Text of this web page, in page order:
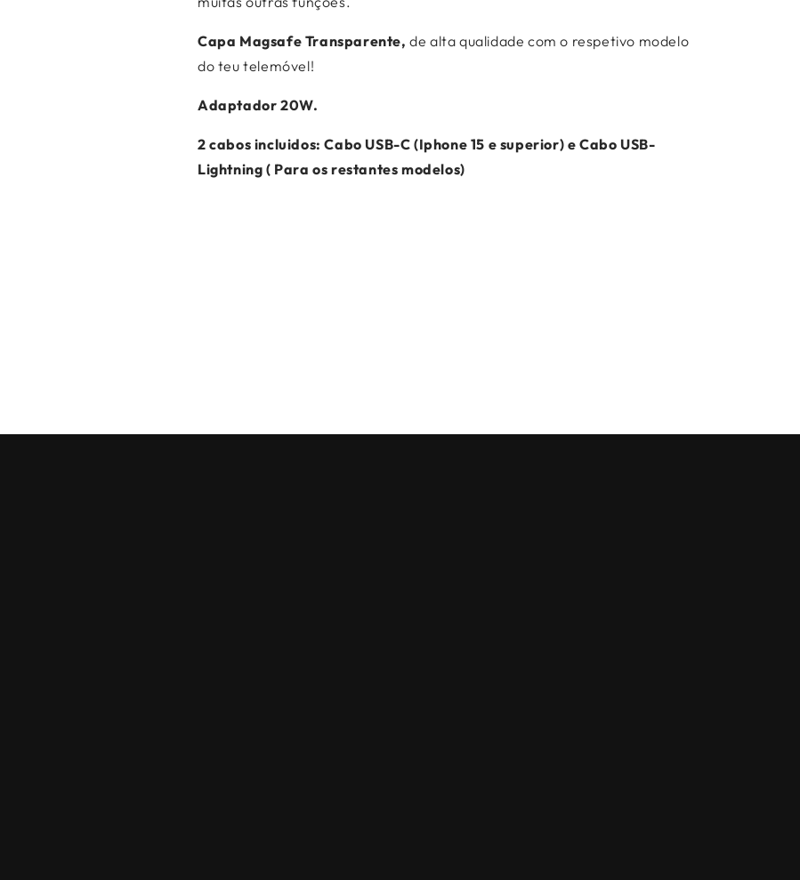
Capa Magsafe Transparente, de alta qualidade com o respetivo modelo
do teu telemóvel!
Adaptador 20W.
2 cabos incluidos: Cabo USB-C (Iphone 15 e superior) e Cabo USB-
Lightning ( Para os restantes modelos)